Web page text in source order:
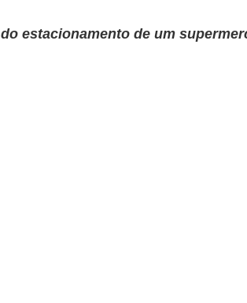
estacionamento de um